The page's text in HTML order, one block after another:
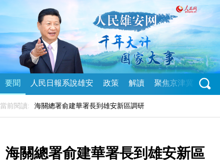
要聞 人民日報系說雄安 政策 解讀 聚焦京津冀 直
當前閱讀: 海關總署俞建華署長到雄安新區調研
海關總署俞建華署長到雄安新區